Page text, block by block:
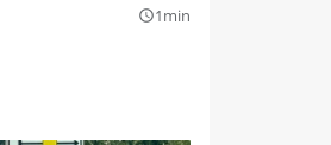
query_builder1min